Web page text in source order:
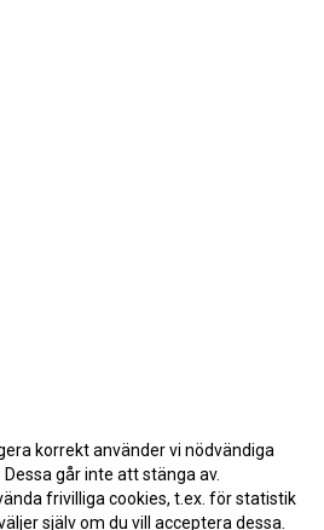
korrekt använder vi nödvändiga
går inte att stänga av.
frivilliga cookies, t.ex. för statistik
själv om du vill acceptera dessa.